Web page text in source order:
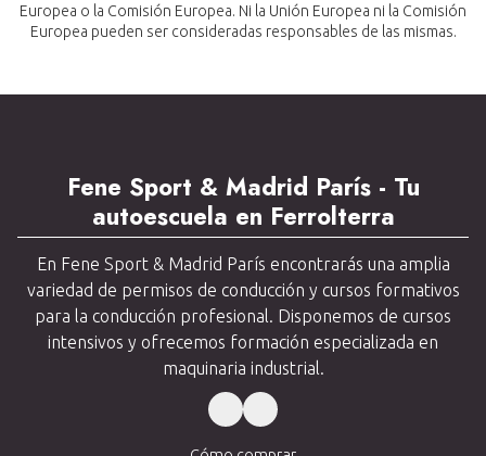
Europea o la Comisión Europea. Ni la Unión Europea ni la Comisión
Europea pueden ser consideradas responsables de las mismas.
Fene Sport & Madrid París - Tu
autoescuela en Ferrolterra
En Fene Sport & Madrid París encontrarás una amplia
variedad de permisos de conducción y cursos formativos
para la conducción profesional. Disponemos de cursos
intensivos y ofrecemos formación especializada en
maquinaria industrial.